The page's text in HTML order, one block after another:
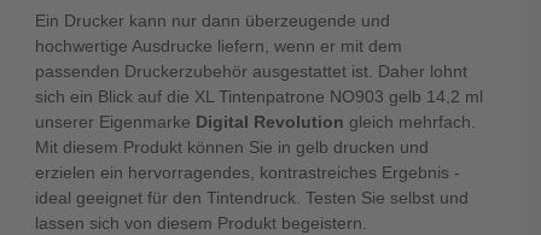
Ein Drucker kann nur dann überzeugende und
hochwertige Ausdrucke liefern, wenn er mit dem
passenden Druckerzubehör ausgestattet ist. Daher lohnt
sich ein Blick auf die XL Tintenpatrone NO903 gelb 14,2 ml
unserer Eigenmarke Digital Revolution gleich mehrfach.
Mit diesem Produkt können Sie in gelb drucken und
erzielen ein hervorragendes, kontrastreiches Ergebnis -
ideal geeignet für den Tintendruck. Testen Sie selbst und
lassen sich von diesem Produkt begeistern.